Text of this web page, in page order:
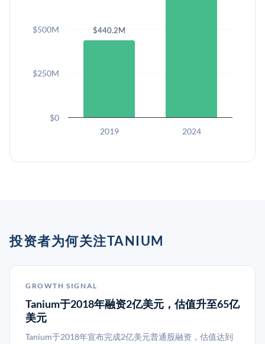
$440.2M
2019 2024
$0
$250M
$500M
投资者为何关注TANIUM
GROWTH SIGNAL
Tanium于2018年融资2亿美元，估值升至65亿
美元
Tanium于2018年宣布完成2亿美元普通股融资，估值达到